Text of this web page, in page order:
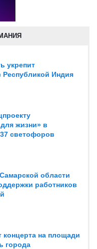
укрепит
Республикой Индия
жизни» в
светофоров
области
работников
концерта на площади
города